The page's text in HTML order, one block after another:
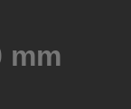
mm